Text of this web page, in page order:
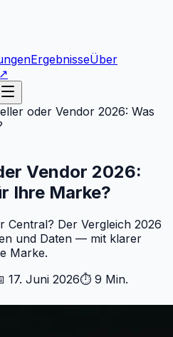
ErgebnisseÜber
oder Vendor 2026: Was
Vendor 2026:
Ihre Marke?
Central? Der Vergleich 2026
und Daten — mit klarer
Marke.
17. Juni 2026⏱ 9 Min.